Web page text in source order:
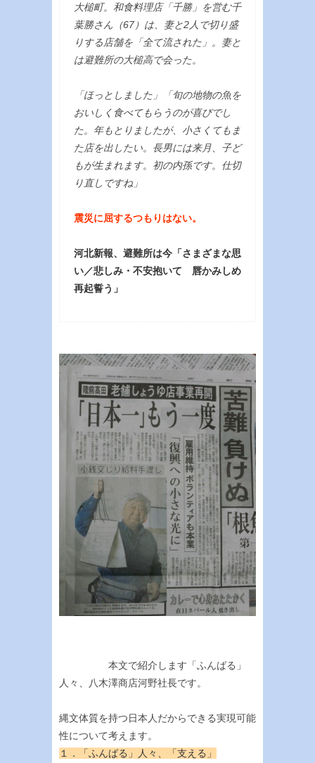
大槌町。和食料理店「千勝」を営む千
葉勝さん（67）は、妻と2人で切り盛
りする店舗を「全て流された」。妻と
は避難所の大槌高で会った。
「ほっとしました」「旬の地物の魚を
おいしく食べてもらうのが喜びでし
た。年もとりましたが、小さくてもま
た店を出したい。長男には来月、子ど
もが生まれます。初の内孫です。仕切
り直しですね」
震災に屈するつもりはない。
河北新報、避難所は今「さまざまな思
い／悲しみ・不安抱いて 唇かみしめ
再起誓う」
本文で紹介します「ふんばる」
人々、八木澤商店河野社長です。
縄文体質を持つ日本人だからできる実現可能
性について考えます。
１．「ふんばる」人々、「支える」